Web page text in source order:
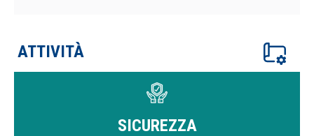
ATTIVITÀ
SICUREZZA